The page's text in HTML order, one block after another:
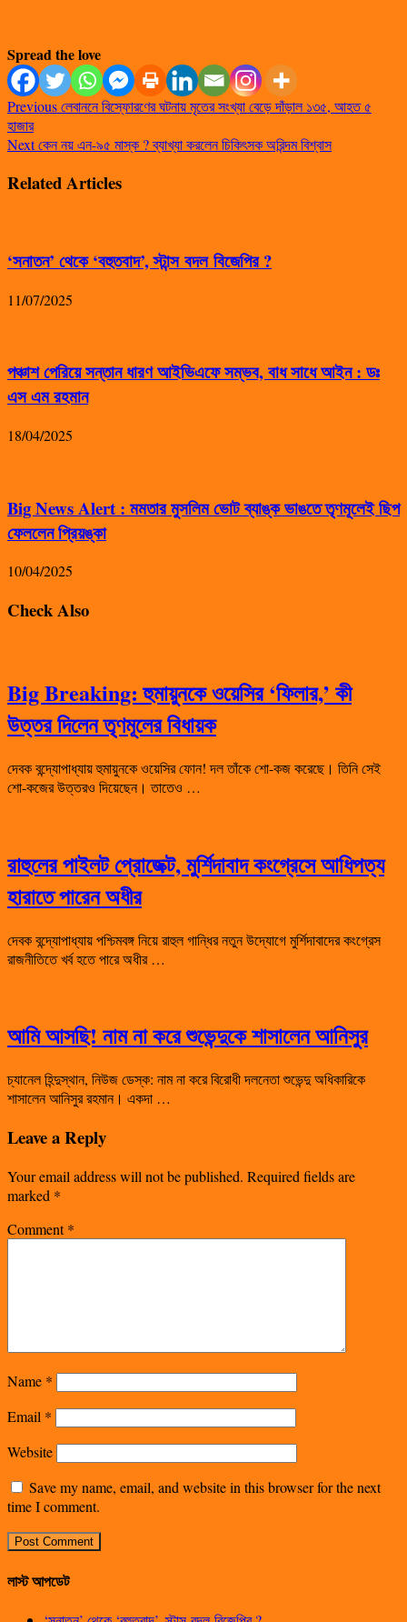
Spread the love
Previousলেবাননে বিস্ফোরণের ঘটনায় মৃতের সংখ্যা বেড়ে দাঁড়াল ১৩৫, আহত ৫
হাজার
Nextকেন নয় এন-৯৫ মাস্ক ? ব্যাখ্যা করলেন চিকিৎসক অরিন্দম বিশ্বাস
Related Articles
‘সনাতন’ থেকে ‘বহুতবাদ’, স্টান্স বদল বিজেপির ?
11/07/2025
পঞ্চাশ পেরিয়ে সন্তান ধারণ আইভিএফে সম্ভব, বাধ সাধে আইন : ডঃ
এস এম রহমান
18/04/2025
Big News Alert : মমতার মুসলিম ভোট ব্যাঙ্ক ভাঙতে তৃণমূলেই ছিপ
ফেললেন প্রিয়ঙ্কা
10/04/2025
Check Also
Big Breaking: হুমায়ুনকে ওয়েসির ‘ফিলার,’ কী
উত্তর দিলেন তৃণমূলের বিধায়ক
দেবক বন্দ্যোপাধ্যায় হুমায়ুনকে ওয়েসির ফোন! দল তাঁকে শো-কজ করেছে। তিনি সেই
শো-কজের উত্তরও দিয়েছেন। তাতেও …
রাহুলের পাইলট প্রোজেক্ট, মুর্শিদাবাদ কংগ্রেসে আধিপত্য
হারাতে পারেন অধীর
দেবক বন্দ্যোপাধ্যায় পশ্চিমবঙ্গ নিয়ে রাহুল গান্ধির নতুন উদ্যোগে মুর্শিদাবাদের কংগ্রেস
রাজনীতিতে খর্ব হতে পারে অধীর …
আমি আসছি! নাম না করে শুভেন্দুকে শাসালেন আনিসুর
চ্যানেল হিন্দুস্থান, নিউজ ডেস্ক: নাম না করে বিরোধী দলনেতা শুভেন্দু অধিকারিকে
শাসালেন আনিসুর রহমান। একদা …
Leave a Reply
Your email address will not be published. Required fields are
marked *
Comment*
Name *
Email *
Website
Save my name, email, and website in this browser for the next
time I comment.
লাস্ট আপডেট